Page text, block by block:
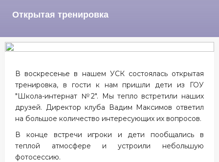
Открытая тренировка
В воскресенье в нашем УСК состоялась открытая
тренировка, в гости к нам пришли дети из ГОУ
"Школа-интернат №2". Мы тепло встретили наших
друзей. Директор клуба Вадим Максимов ответил
на большое количество интересующих их вопросов.
В конце встречи игроки и дети пообщались в
теплой атмосфере и устроили небольшую
фотосессию.